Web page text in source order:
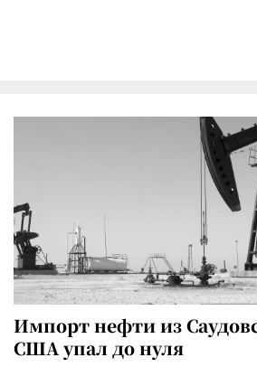
Импорт нефти из
США упал до нуля